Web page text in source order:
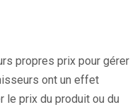
propres prix pour gérer
ont un effet
le prix du produit ou du